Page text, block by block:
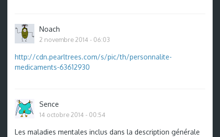
Noach
2 novembre 2014 - 06:03
http://cdn.pearltrees.com/s/pic/th/personnalite-
medicaments-63612930
Sence
14 octobre 2014 - 00:54
Les maladies mentales inclus dans la description générale